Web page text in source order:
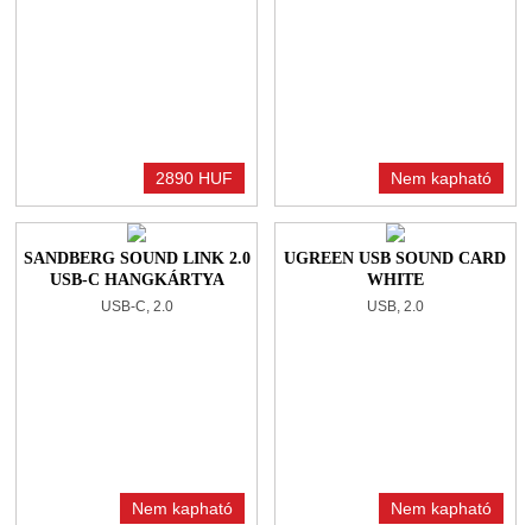
2890 HUF Nem kapható
SANDBERG SOUND LINK 2.0
USB-C HANGKÁRTYA
USB-C, 2.0
Nem kapható
UGREEN USB SOUND CARD
WHITE
USB, 2.0
Nem kapható